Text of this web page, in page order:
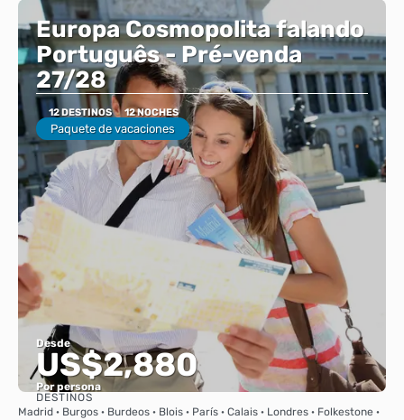
Europa Cosmopolita falando
Português - Pré-venda
27/28
12 DESTINOS 12 NOCHES
Paquete de vacaciones
Desde
US$2,880
Por persona
Ver
DESTINOS
Madrid · Burgos · Burdeos · Blois · París · Calais · Londres · Folkestone ·